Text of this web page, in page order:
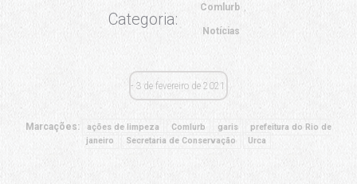
Categoria:
Comlurb
Notícias
3 de fevereiro de 2021
Marcações: ações de limpeza Comlurb garis
prefeitura do Rio de
janeiro
Secretaria de Conservação Urca